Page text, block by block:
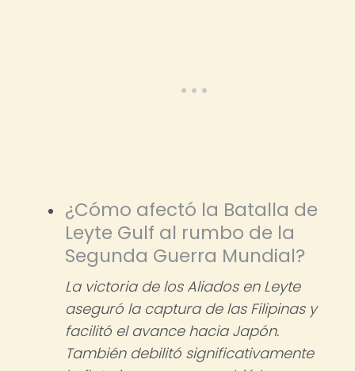
¿Cómo afectó la Batalla de
Leyte Gulf al rumbo de la
Segunda Guerra Mundial?
La victoria de los Aliados en Leyte
aseguró la captura de las Filipinas y
facilitó el avance hacia Japón.
También debilitó significativamente